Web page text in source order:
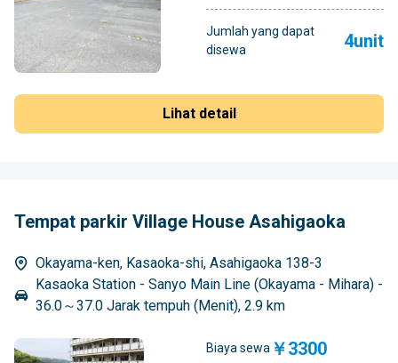
Jumlah yang dapat
disewa
4unit
Lihat detail
Tempat parkir Village House Asahigaoka
Okayama-ken, Kasaoka-shi, Asahigaoka 138-3
Kasaoka Station - Sanyo Main Line (Okayama - Mihara) -
36.0～37.0 Jarak tempuh (Menit), 2.9 km
Biaya sewa ￥3300